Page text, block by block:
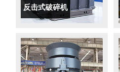
反击式破碎机